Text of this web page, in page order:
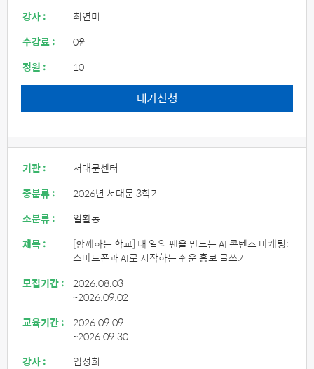
강사 :
최연미
수강료 :
0원
정원 :
10
대기신청
기관 :
서대문센터
중분류 :
2026년 서대문 3학기
소분류 :
일활동
제목 :
[함께하는 학교] 내 일의 팬을 만드는 AI 콘텐츠 마케팅:
스마트폰과 AI로 시작하는 쉬운 홍보 글쓰기
모집기간 : 2026.08.03
~2026.09.02
교육기간 : 2026.09.09
~2026.09.30
강사 :
임성희